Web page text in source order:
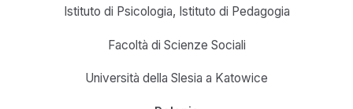
Istituto di Psicologia, Istituto di Pedagogia
Facoltà di Scienze Sociali
Università della Slesia a Katowice